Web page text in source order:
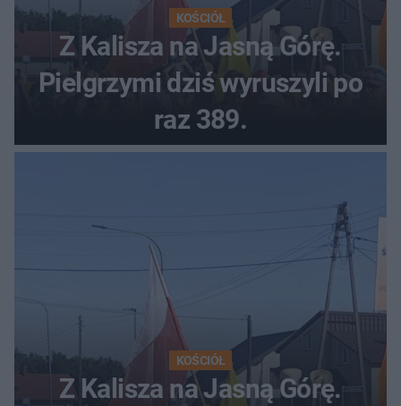
KOŚCIÓŁ
Z Kalisza na Jasną Górę.
Pielgrzymi dziś wyruszyli po
raz 389.
KOŚCIÓŁ
Z Kalisza na Jasną Górę.